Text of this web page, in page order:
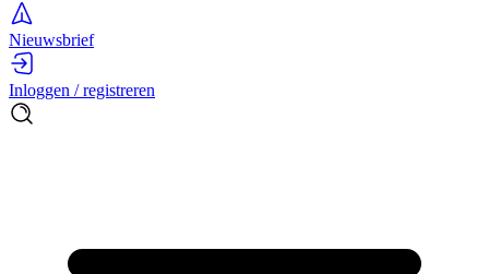
Nieuwsbrief
Inloggen / registreren